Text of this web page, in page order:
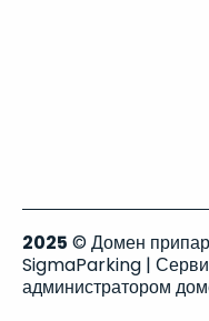
2025 © Домен
SigmaParking |
администратором